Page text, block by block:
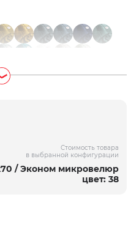
Стоимость товара
в выбранной конфигурации
/ Эконом микровелюр
цвет: 38